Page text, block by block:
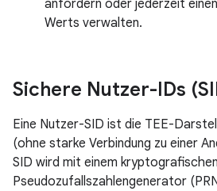
anfordern oder jederzeit
Werts verwalten.
Sichere Nutzer-IDs
Eine Nutzer-SID ist die TEE-
(ohne starke Verbindung zu einer
SID wird mit einem kryptografischen
Pseudozufallszahlengenerator